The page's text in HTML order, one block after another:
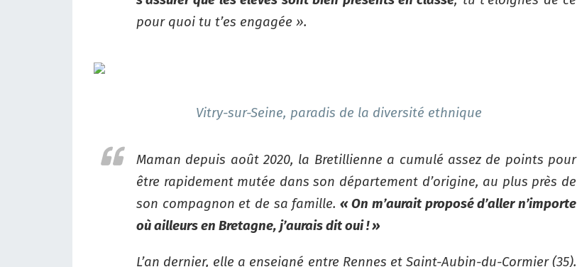
pour quoi tu t’es engagée ».
Vitry-sur-Seine, paradis de la diversité ethnique
Maman depuis août 2020, la Bretillienne a cumulé assez de points pour
être rapidement mutée dans son département d’origine, au plus près de
son compagnon et de sa famille. « On m’aurait proposé d’aller n’importe
où ailleurs en Bretagne, j’aurais dit oui ! »
L’an dernier, elle a enseigné entre Rennes et Saint-Aubin-du-Cormier (35).